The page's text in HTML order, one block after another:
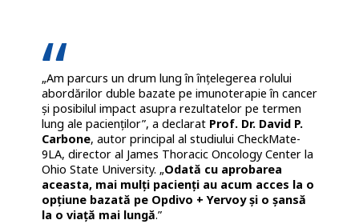
„Am parcurs un drum lung în înțelegerea rolului
abordărilor duble bazate pe imunoterapie în cancer
și posibilul impact asupra rezultatelor pe termen
lung ale pacienților”, a declarat Prof. Dr. David P.
Carbone, autor principal al studiului CheckMate-
9LA, director al James Thoracic Oncology Center la
Ohio State University. „Odată cu aprobarea
aceasta, mai mulți pacienți au acum acces la o
opțiune bazată pe Opdivo + Yervoy și o șansă
la o viață mai lungă.”